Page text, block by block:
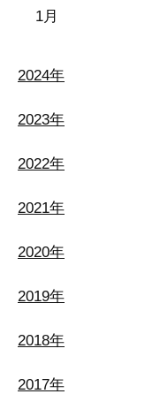
1月
2024年
2023年
2022年
2021年
2020年
2019年
2018年
2017年